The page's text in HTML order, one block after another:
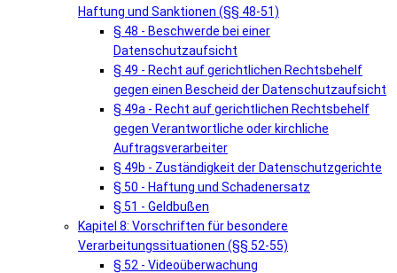
Haftung und Sanktionen (§§ 48-51)
§ 48 - Beschwerde bei einer
Datenschutzaufsicht
§ 49 - Recht auf gerichtlichen Rechtsbehelf
gegen einen Bescheid der Datenschutzaufsicht
§ 49a - Recht auf gerichtlichen Rechtsbehelf
gegen Verantwortliche oder kirchliche
Auftragsverarbeiter
§ 49b - Zuständigkeit der Datenschutzgerichte
§ 50 - Haftung und Schadenersatz
§ 51 - Geldbußen
Kapitel 8: Vorschriften für besondere
Verarbeitungssituationen (§§ 52-55)
§ 52 - Videoüberwachung